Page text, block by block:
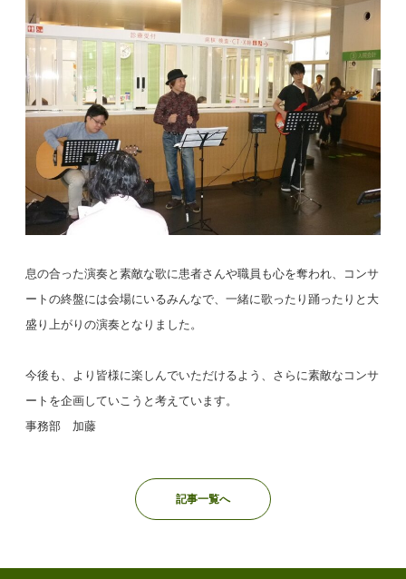
息の合った演奏と素敵な歌に患者さんや職員も心を奪われ、コンサ
ートの終盤には会場にいるみんなで、一緒に歌ったり踊ったりと大
盛り上がりの演奏となりました。
今後も、より皆様に楽しんでいただけるよう、さらに素敵なコンサ
ートを企画していこうと考えています。
事務部 加藤
記事一覧へ